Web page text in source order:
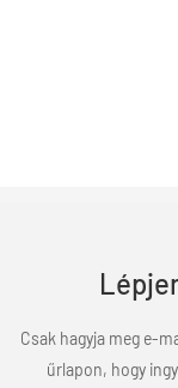
Csak hagyja meg e-
űrlapon, hogy